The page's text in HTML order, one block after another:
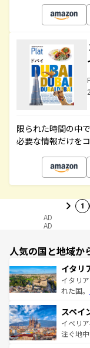
限られた時間の中
必要な情報だけを
1
AD
AD
人気の国と地域か
イタリ
イタリ
れた国。
ろん、
景など
ピザや
スペイ
イベリ
注ぐ地